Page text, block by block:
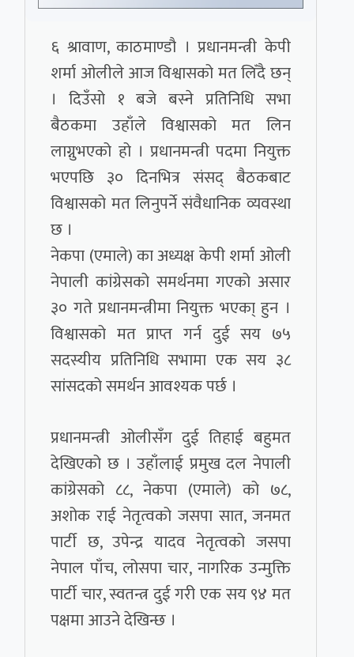
६ श्रावाण, काठमाण्डौ । प्रधानमन्त्री केपी
शर्मा ओलीले आज विश्वासको मत लिँदै छन्
। दिउँसो १ बजे बस्ने प्रतिनिधि सभा
बैठकमा उहाँले विश्वासको मत लिन
लाग्नुभएको हो । प्रधानमन्त्री पदमा नियुक्त
भएपछि ३० दिनभित्र संसद् बैठकबाट
विश्वासको मत लिनुपर्ने संवैधानिक व्यवस्था
छ ।
नेकपा (एमाले) का अध्यक्ष केपी शर्मा ओली
नेपाली कांग्रेसको समर्थनमा गएको असार
३० गते प्रधानमन्त्रीमा नियुक्त भएका् हुन ।
विश्वासको मत प्राप्त गर्न दुई सय ७५
सदस्यीय प्रतिनिधि सभामा एक सय ३८
सांसदको समर्थन आवश्यक पर्छ ।
प्रधानमन्त्री ओलीसँग दुई तिहाई बहुमत
देखिएको छ । उहाँलाई प्रमुख दल नेपाली
कांग्रेसको ८८, नेकपा (एमाले) को ७८,
अशोक राई नेतृत्वको जसपा सात, जनमत
पार्टी छ, उपेन्द्र यादव नेतृत्वको जसपा
नेपाल पाँच, लोसपा चार, नागरिक उन्मुक्ति
पार्टी चार, स्वतन्त्र दुई गरी एक सय ९४ मत
पक्षमा आउने देखिन्छ ।